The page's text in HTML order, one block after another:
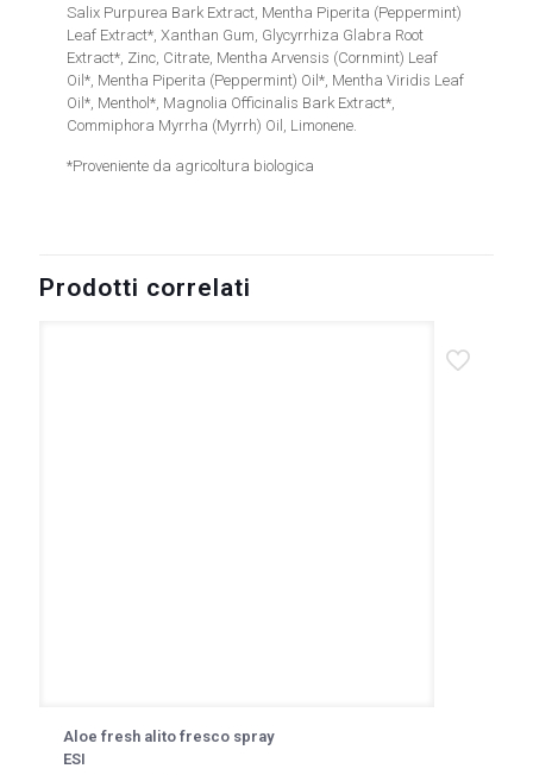
Salix Purpurea Bark Extract, Mentha Piperita (Peppermint)
Leaf Extract*, Xanthan Gum, Glycyrrhiza Glabra Root
Extract*, Zinc, Citrate, Mentha Arvensis (Cornmint) Leaf
Oil*, Mentha Piperita (Peppermint) Oil*, Mentha Viridis Leaf
Oil*, Menthol*, Magnolia Officinalis Bark Extract*,
Commiphora Myrrha (Myrrh) Oil, Limonene.
*Proveniente da agricoltura biologica
Prodotti correlati
Aloe fresh alito fresco spray
ESI